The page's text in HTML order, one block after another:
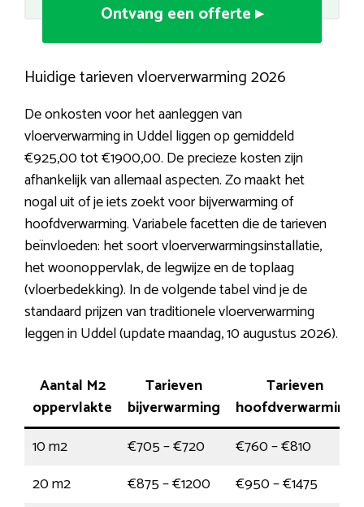
Ontvang een offerte ▸
Huidige tarieven vloerverwarming 2026
De onkosten voor het aanleggen van
vloerverwarming in Uddel liggen op gemiddeld
€925,00 tot €1900,00. De precieze kosten zijn
afhankelijk van allemaal aspecten. Zo maakt het
nogal uit of je iets zoekt voor bijverwarming of
hoofdverwarming. Variabele facetten die de tarieven
beïnvloeden: het soort vloerverwarmingsinstallatie,
het woonoppervlak, de legwijze en de toplaag
(vloerbedekking). In de volgende tabel vind je de
standaard prijzen van traditionele vloerverwarming
leggen in Uddel (update maandag, 10 augustus 2026).
Aantal M2
oppervlakte
Tarieven
bijverwarming
Tarieven
hoofdverwarming
10 m2
€705 – €720
€760 – €810
20 m2
€875 – €1200
€950 – €1475